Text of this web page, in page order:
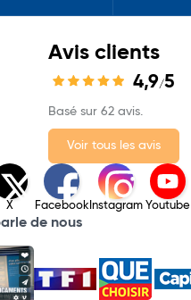
Avis clients
4,9/5
Basé sur 62 avis.
Voir tous les avis
X Facebook Instagram Youtube
de nous